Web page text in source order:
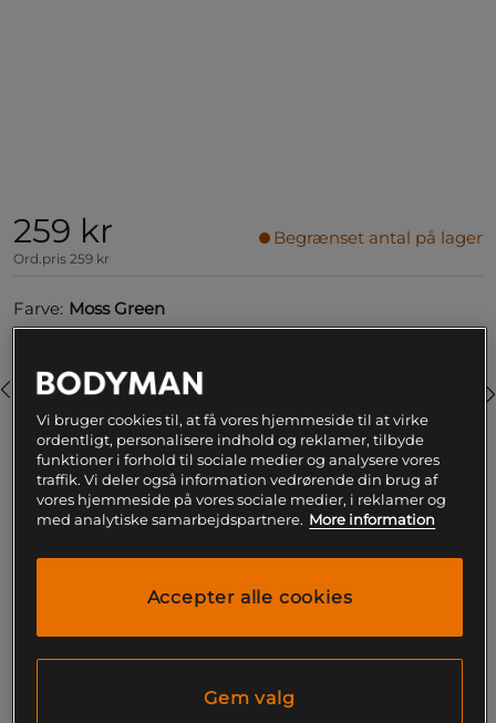
259 kr
Ord.pris 259 kr
Begrænset antal på lager
Farve: Moss Green
L
Gratis fragt over 199
kr
Gratis
retur
14 dages
fortrydelsesret
7350132949016
Vi bruger cookies til, at få vores hjemmeside til at virke
ordentligt, personalisere indhold og reklamer, tilbyde
funktioner i forhold til sociale medier og analysere vores
traffik. Vi deler også information vedrørende din brug af
vores hjemmeside på vores sociale medier, i reklamer og
med analytiske samarbejdspartnere. More information
Accepter alle cookies
Gem valg